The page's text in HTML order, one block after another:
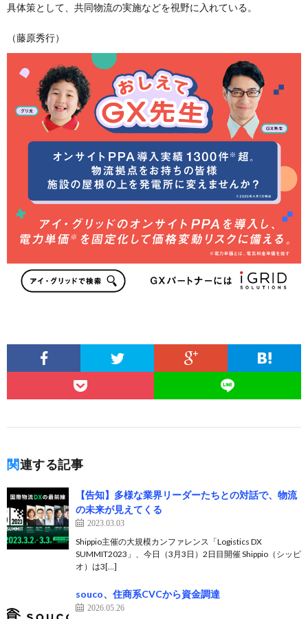
具体策として、共同物流の実施などを視野に入れている。
（藤原秀行）
関連する記事
【告知】多様な業界リーダーたちとの対話で、物流
の未来が見えてくる
2023.03.03
Shippio主催の大規模カンファレンス「Logistics DX
SUMMIT2023」、今日（3月3日）2日目開催 Shippio（シッピ
オ）は3[…]
souco、住商系CVCから資金調達
2026.05.26